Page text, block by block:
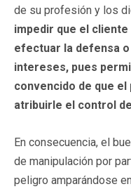
de su profesión y los
impedir que el
efectuar la defensa
intereses, pues
convencido de que
atribuirle el control
En consecuencia, el
de manipulación por
peligro amparándose